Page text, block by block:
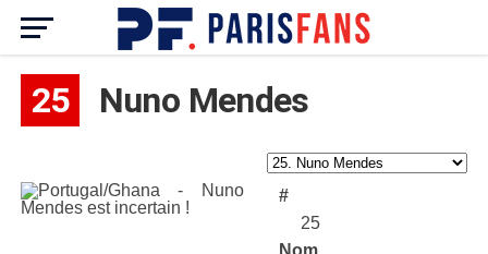
25 Nuno Mendes
#
25
Nom